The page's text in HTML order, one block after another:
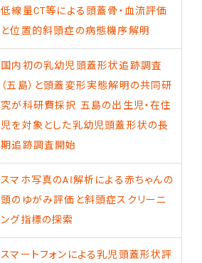
低線量CT等による頭蓋骨・血流評価
と位置的斜頭症の病態機序解明
国内初の乳幼児頭蓋形状追跡調査
（五島）と頭蓋変形実態解明の共同研
究が科研費採択 五島の出生児・在住
児を対象とした乳幼児頭蓋形状の長
期追跡調査開始
スマホ写真のAI解析による赤ちゃんの
頭のゆがみ評価と斜頭症スクリーニ
ング指標の探索
スマートフォンによる乳児頭蓋形状評